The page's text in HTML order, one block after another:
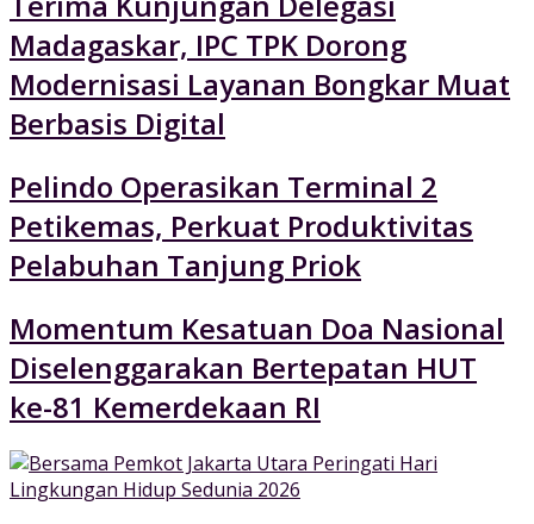
Madagaskar, IPC TPK Dorong
Modernisasi Layanan Bongkar Muat
Berbasis Digital
Pelindo Operasikan Terminal 2
Petikemas, Perkuat Produktivitas
Pelabuhan Tanjung Priok
Momentum Kesatuan Doa Nasional
Diselenggarakan Bertepatan HUT
ke-81 Kemerdekaan RI